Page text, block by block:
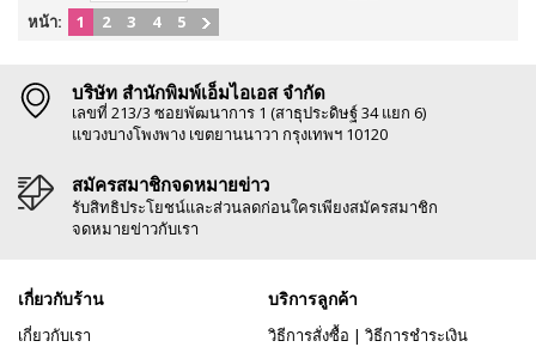
หน้า:
1 2 3 4 5
บริษัท สำนักพิมพ์เอ็มไอเอส จำกัด
เลขที่ 213/3 ซอยพัฒนาการ 1 (สาธุประดิษฐ์ 34 แยก 6)
แขวงบางโพงพาง เขตยานนาวา กรุงเทพฯ 10120
สมัครสมาชิกจดหมายข่าว
รับสิทธิประโยชน์และส่วนลดก่อนใครเพียงสมัครสมาชิก
จดหมายข่าวกับเรา
เกี่ยวกับร้าน
เกี่ยวกับเรา
บริการลูกค้า
วิธีการสั่งซื้อ | วิธีการชำระเงิน